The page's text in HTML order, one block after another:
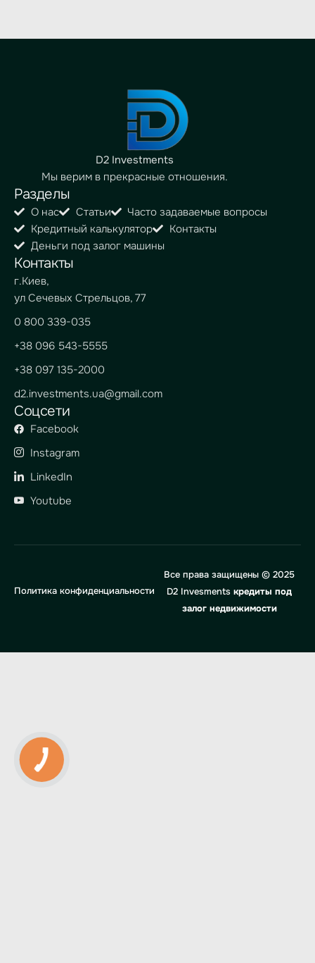
D2 Investments
Мы верим в прекрасные отношения.
Разделы
О нас Статьи
Часто задаваемые вопросы
Кредитный калькулятор
Контакты
Деньги под залог машины
Контакты
г.Киев,
ул Сечевых Стрельцов, 77
0 800 339-035
+38 096 543-5555
+38 097 135-2000
d2.investments.ua@gmail.com
Соцсети
Facebook
Instagram
LinkedIn
Youtube
Все права защищены © 2025
D2 Invesments кредиты под
залог недвижимости
Политика конфиденциальности